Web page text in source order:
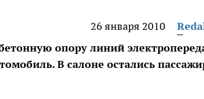
26 января 2010
опору линий
В салоне остались